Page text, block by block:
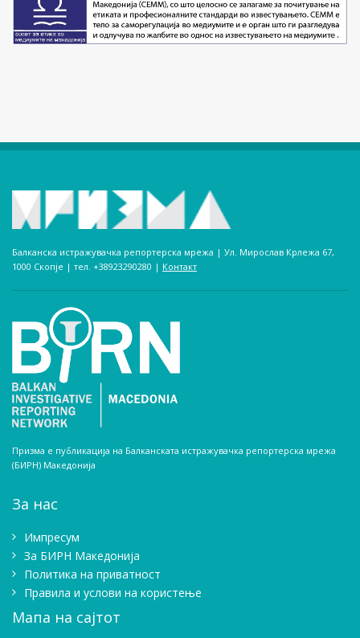
Балканска истражувачка репортерска мрежа | Ул. Мирослав Крлежа 67,
1000 Скопје | тел. +38923290280­ | Контакт
Призма е публикација на Балканската истражувачка репортерска мрежа
(БИРН) Македонија
За нас
Импресум
Зa БИРН Македонија
Политика на приватност
Правила и услови на користење
Мапа на сајтот